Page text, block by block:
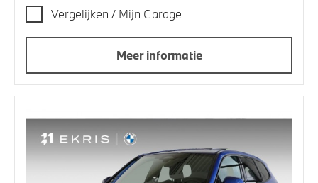
Vergelijken / Mijn Garage
Meer informatie